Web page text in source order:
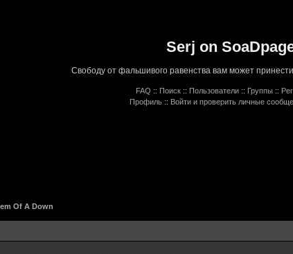
Serj on
Свободу от фальшивого равенства вам может
FAQ :: Поиск :: Пользователи :: Группы ::
Профиль :: Войти и проверить личные
Of A Down